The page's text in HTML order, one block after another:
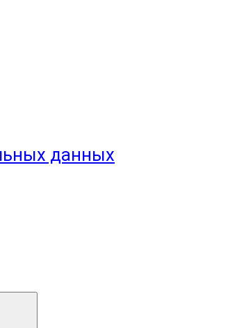
данных